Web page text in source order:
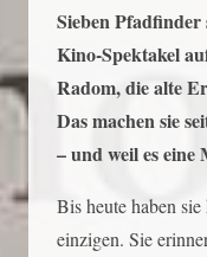
Sieben
Kino-Spektakel
Radom, die alte
Das machen sie
– und weil es eine
Bis heute haben
einzigen. Sie